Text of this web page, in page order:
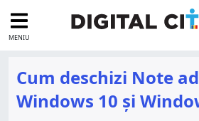
MENIU
Cum deschizi Note
Windows 10 și